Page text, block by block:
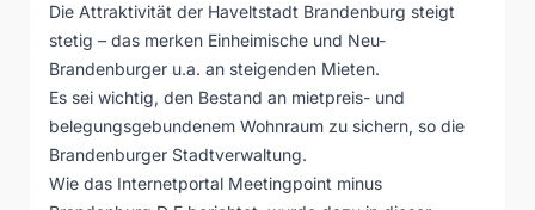
Die Attraktivität der Haveltstadt Brandenburg steigt
stetig – das merken Einheimische und Neu-
Brandenburger u.a. an steigenden Mieten.
Es sei wichtig, den Bestand an mietpreis- und
belegungsgebundenem Wohnraum zu sichern, so die
Brandenburger Stadtverwaltung.
Wie das Internetportal Meetingpoint minus